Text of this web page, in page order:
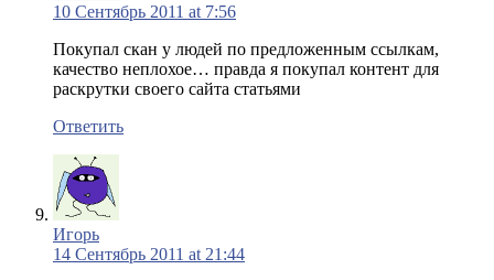
10 Сентябрь 2011 at 7:56
Покупал скан у людей по предложенным ссылкам,
качество неплохое… правда я покупал контент для
раскрутки своего сайта статьями
Ответить
Игорь
14 Сентябрь 2011 at 21:44